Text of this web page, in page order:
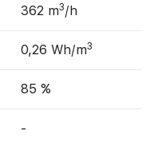
362 m3/h
0,26 Wh/m3
85 %
-